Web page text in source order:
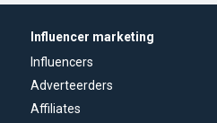
Influencer marketing
Influencers
Adverteerders
Affiliates